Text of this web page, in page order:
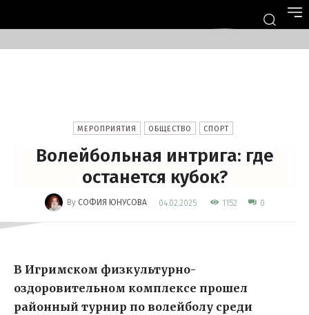
МЕРОПРИЯТИЯ ОБЩЕСТВО СПОРТ
Волейбольная интрига: где
останется кубок?
By СОФИЯ ЮНУСОВА 04.02.2025 1152 0
В Игримском физкультурно-
оздоровительном комплексе прошел
районный турнир по волейболу среди